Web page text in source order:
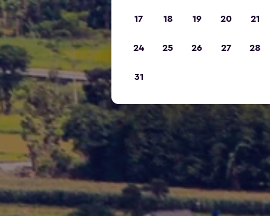
17 18 19 20 21
24 25 26 27 28
31